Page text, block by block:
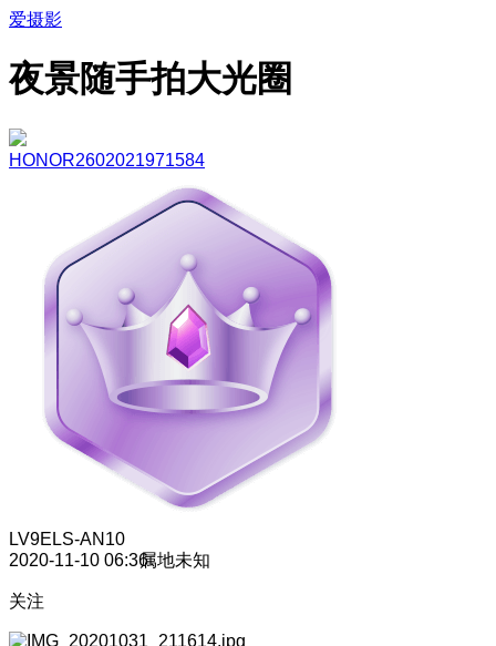
爱摄影
夜景随手拍大光圈
HONOR2602021971584
LV9ELS-AN10
2020-11-10 06:36属地未知
关注